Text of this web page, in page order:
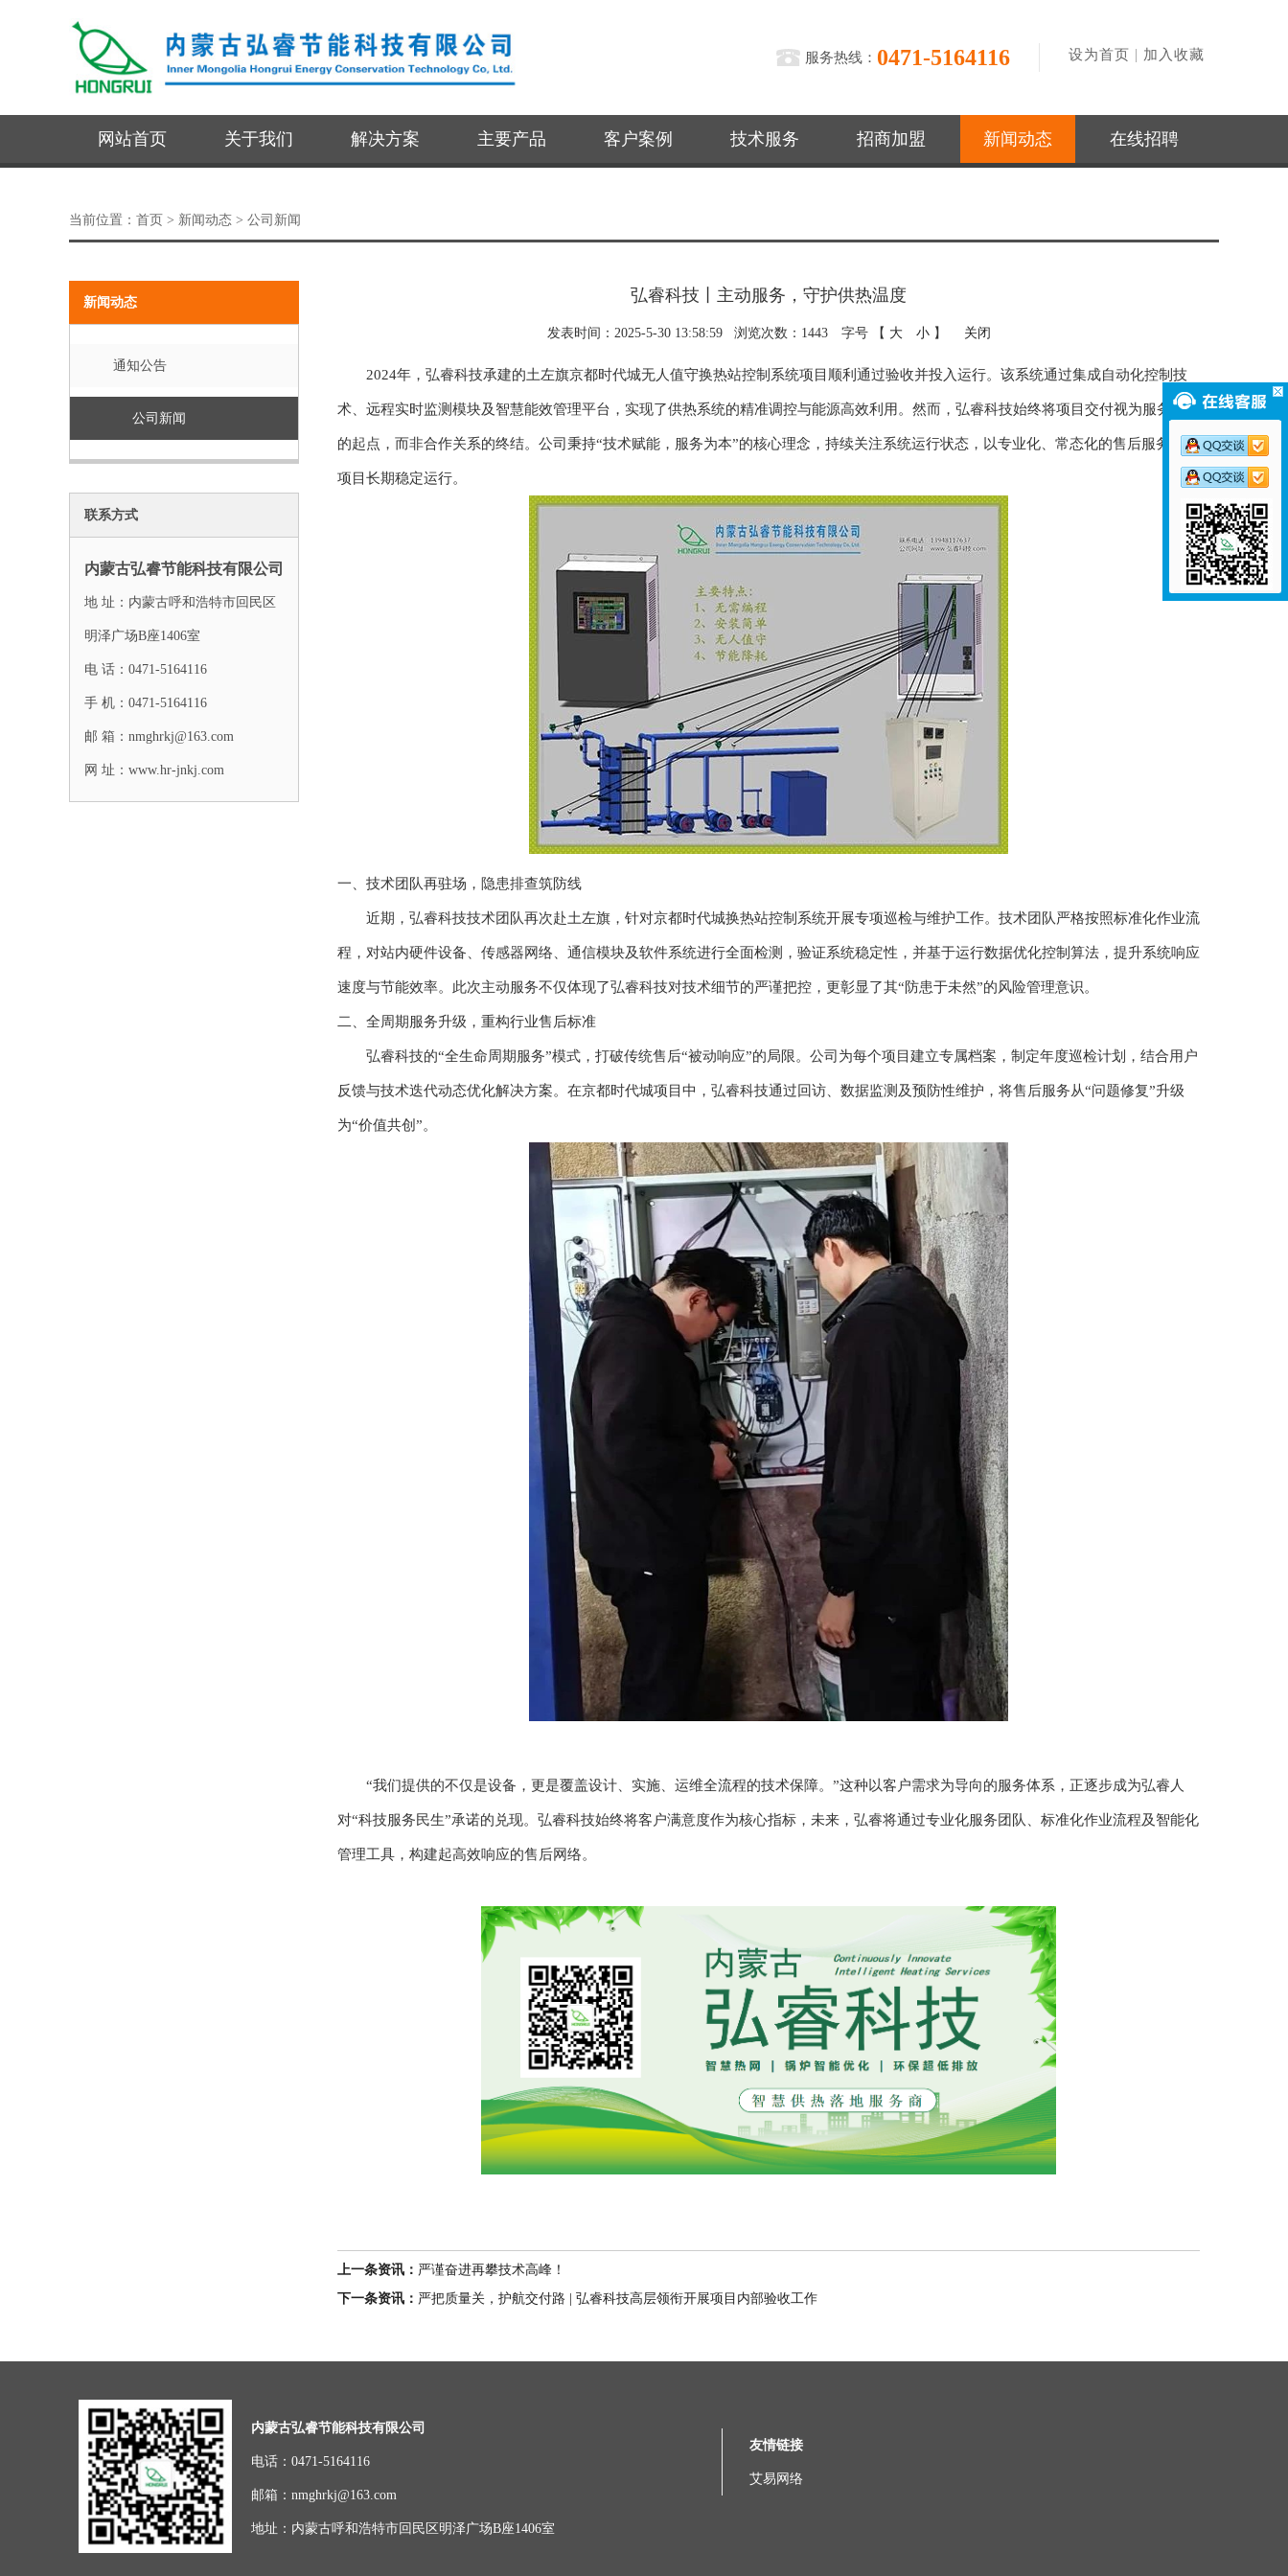
设为首页 | 加入收藏
服务热线： 0471-5164116
网站首页 关于我们 解决方案 主要产品 客户案例 技术服务 招商加盟 新闻动态 在线招聘
当前位置： 首页 > 新闻动态 > 公司新闻
新闻动态
通知公告
公司新闻
联系方式
内蒙古弘睿节能科技有限公司
地 址：内蒙古呼和浩特市回民区
明泽广场B座1406室
电 话：0471-5164116
手 机：0471-5164116
邮 箱：nmghrkj@163.com
网 址：www.hr-jnkj.com
弘睿科技丨主动服务，守护供热温度
发表时间：2025-5-30 13:58:59 浏览次数：1443 字号 【 大 小】 关闭
2024年，弘睿科技承建的土左旗京都时代城无人值守换热站控制系统项目顺利通过验收并投入运行。该系统通过集成自动化控制技
术、远程实时监测模块及智慧能效管理平台，实现了供热系统的精准调控与能源高效利用。然而，弘睿科技始终将项目交付视为服务闭环
的起点，而非合作关系的终结。公司秉持“技术赋能，服务为本”的核心理念，持续关注系统运行状态，以专业化、常态化的售后服务保障
项目长期稳定运行。
一、技术团队再驻场，隐患排查筑防线
近期，弘睿科技技术团队再次赴土左旗，针对京都时代城换热站控制系统开展专项巡检与维护工作。技术团队严格按照标准化作业流
程，对站内硬件设备、传感器网络、通信模块及软件系统进行全面检测，验证系统稳定性，并基于运行数据优化控制算法，提升系统响应
速度与节能效率。此次主动服务不仅体现了弘睿科技对技术细节的严谨把控，更彰显了其“防患于未然”的风险管理意识。
二、全周期服务升级，重构行业售后标准
弘睿科技的“全生命周期服务”模式，打破传统售后“被动响应”的局限。公司为每个项目建立专属档案，制定年度巡检计划，结合用户
反馈与技术迭代动态优化解决方案。在京都时代城项目中，弘睿科技通过回访、数据监测及预防性维护，将售后服务从“问题修复”升级
为“价值共创”。
“我们提供的不仅是设备，更是覆盖设计、实施、运维全流程的技术保障。”这种以客户需求为导向的服务体系，正逐步成为弘睿人
对“科技服务民生”承诺的兑现。弘睿科技始终将客户满意度作为核心指标，未来，弘睿将通过专业化服务团队、标准化作业流程及智能化
管理工具，构建起高效响应的售后网络。
上一条资讯： 严谨奋进再攀技术高峰！
下一条资讯： 严把质量关，护航交付路 | 弘睿科技高层领衔开展项目内部验收工作
内蒙古弘睿节能科技有限公司
电话：0471-5164116
邮箱：nmghrkj@163.com
地址：内蒙古呼和浩特市回民区明泽广场B座1406室
友情链接
艾易网络